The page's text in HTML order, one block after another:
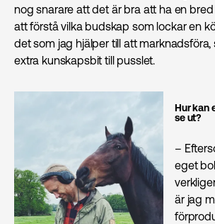
nog snarare att det är bra att ha en
att förstå vilka budskap som lockar en
det som jag hjälper till att marknadsföra,
extra kunskapsbit till pusslet.
Hur kan
se ut?
–
eget
är jag